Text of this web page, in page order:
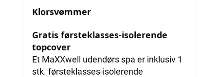
Klorsvømmer
Gratis førsteklasses-isolerende
topcover
Et MaXXwell udendørs spa er inklusiv 1
stk. førsteklasses-isolerende